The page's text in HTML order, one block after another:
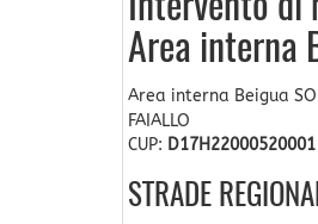
Intervento di
Area interna
Area interna Beigua SOL
FAIALLO
CUP: D17H22000520001
STRADE